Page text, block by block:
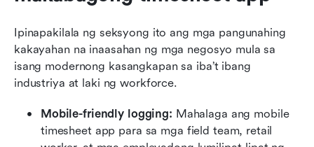
Ipinapakilala ng seksyong ito ang mga pangunahing
kakayahan na inaasahan ng mga negosyo mula sa
isang modernong kasangkapan sa iba’t ibang
industriya at laki ng workforce.
Mobile-friendly logging: Mahalaga ang mobile
timesheet app para sa mga field team, retail